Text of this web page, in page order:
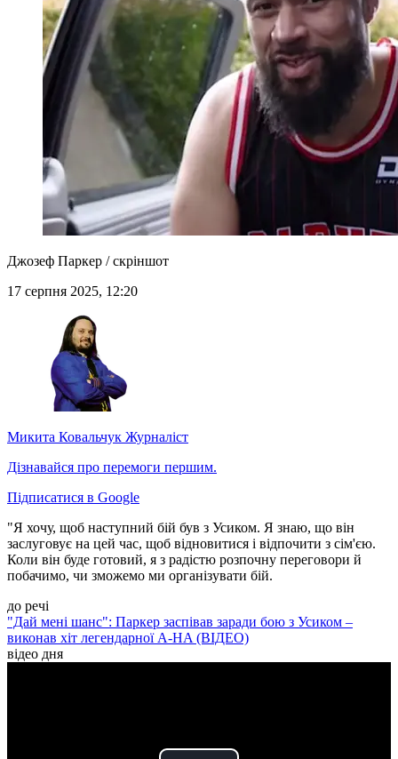
Джозеф Паркер / скріншот
17 серпня 2025, 12:20
Микита Ковальчук Журналіст
Дізнавайся про перемоги першим.
Підписатися в Google
"Я хочу, щоб наступний бій був з Усиком. Я знаю, що він
заслуговує на цей час, щоб відновитися і відпочити з сім'єю.
Коли він буде готовий, я з радістю розпочну переговори й
побачимо, чи зможемо ми організувати бій.
до речі
"Дай мені шанс": Паркер заспівав заради бою з Усиком –
виконав хіт легендарної A-HA (ВІДЕО)
відео дня